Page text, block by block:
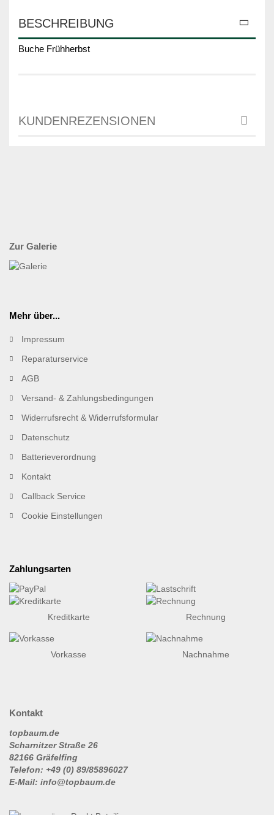
BESCHREIBUNG
Buche Frühherbst
KUNDENREZENSIONEN
Zur Galerie
Mehr über...
Impressum
Reparaturservice
AGB
Versand- & Zahlungsbedingungen
Widerrufsrecht & Widerrufsformular
Datenschutz
Batterieverordnung
Kontakt
Callback Service
Cookie Einstellungen
Zahlungsarten
Kreditkarte Rechnung
Vorkasse Nachnahme
Kontakt
topbaum.de
Scharnitzer Straße 26
82166 Gräfelfing
Telefon: +49 (0) 89/85896027
E-Mail: info@topbaum.de